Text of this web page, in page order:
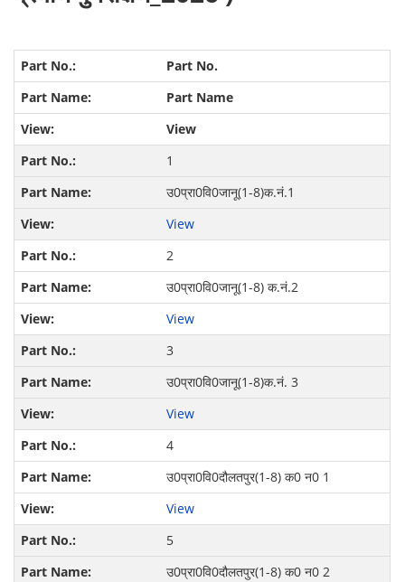
Part No.
Part Name
View
1
उ0प्रा0वि0जानू(1-8)क.नं.1
View
2
उ0प्रा0वि0जानू(1-8) क.नं.2
View
3
उ0प्रा0वि0जानू(1-8)क.नं. 3
View
4
उ0प्रा0वि0दौलतपुर(1-8) क0 न0 1
View
5
उ0प्रा0वि0दौलतपुर(1-8) क0 न0 2